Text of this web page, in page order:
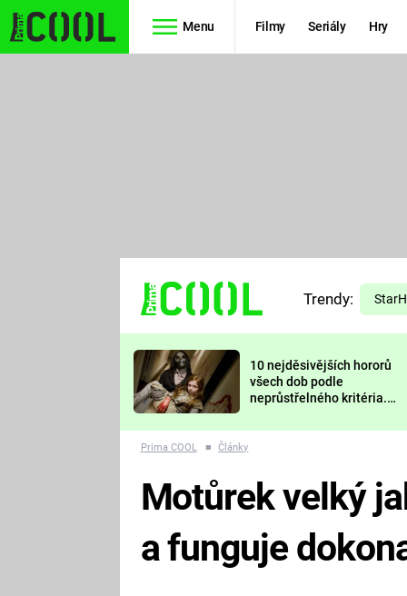
Menu Filmy Seriály Hry
TŘESKU
FUTURAMA
PREDÁTOR
Trendy:
10 nejděsivějších hororů
všech dob podle
neprůstřelného kritéria.
nejvíc zvednou tep?
Prima COOL ■ Články
Motůrek velký
a funguje